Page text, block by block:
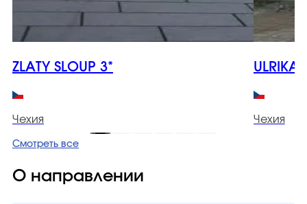
ZLATY SLOUP 3*
Чехия
ULRIKA
Чехия
Смотреть все
О направлении